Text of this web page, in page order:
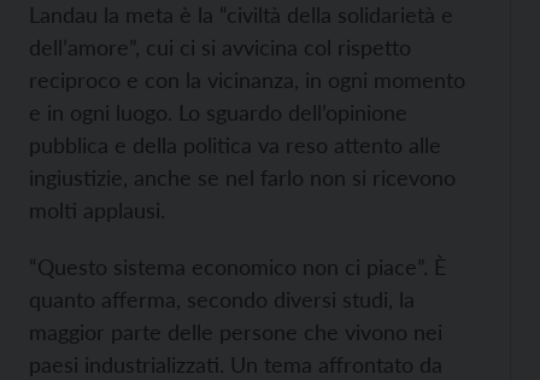
Landau la meta è la “civiltà della solidarietà e
dell’amore”, cui ci si avvicina col rispetto
reciproco e con la vicinanza, in ogni momento
e in ogni luogo. Lo sguardo dell’opinione
pubblica e della politica va reso attento alle
ingiustizie, anche se nel farlo non si ricevono
molti applausi.
“Questo sistema economico non ci piace”. È
quanto afferma, secondo diversi studi, la
maggior parte delle persone che vivono nei
paesi industrializzati. Un tema affrontato da